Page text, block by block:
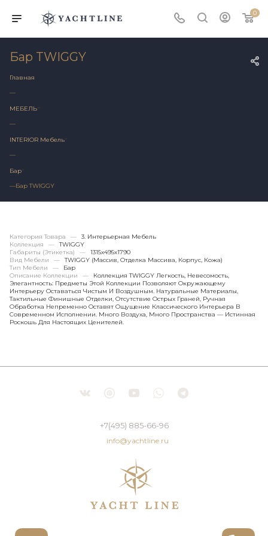
0
Бар TWIGGY
Главная
—
МЕБЕЛЬ
—
INTERIOR Мебель
—
Бар
—Бар TWIGGY
Категория Товара —
3. Интерьерная Мебель
Коллекция
—
TWIGGY
Габариты (этикетка)
—
1315х495x1790
Вид Мебели
—
TWIGGY (массив, Отделка Массива, Корпус, Кожа)
Тип Мебели
—
Бар
Описание Коллекции
—
Коллекция TWIGGY Легкость, Невесомость,
Элегантность: Предметы Этой Коллекции Позволяют Окружающему
Интерьеру Оставаться Чистым И Воздушным. Натуральные Материалы,
Тактильные Финишные Отделки, Отсутствие Острых Граней, Ручная
Обработка Непременно Оставят Ощущение Классического Интерьера В
Современном Исполнении. Много Воздуха, Много Пространства — Истинная
Роскошь Для Настоящих Ценителей.
+7(495) 885-66-96
info@yachtline.ru